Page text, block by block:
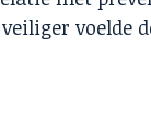
voelde